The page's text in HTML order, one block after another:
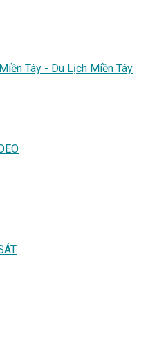
Tây - Du Lịch Miền Tây